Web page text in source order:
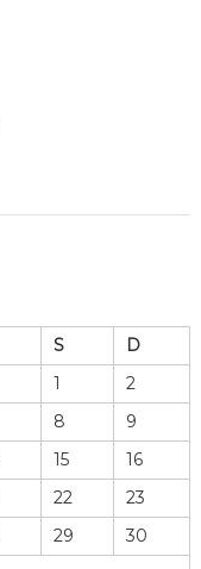
S
D
1
2
8
9
15
16
22
23
29
30